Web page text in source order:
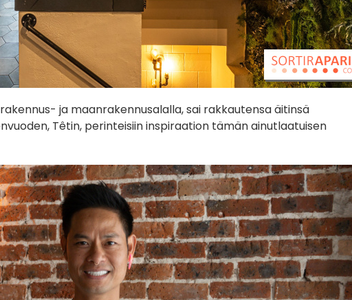
ja maanrakennusalalla, sai rakkautensa äitinsä
Têtin, perinteisiin inspiraation tämän ainutlaatuisen